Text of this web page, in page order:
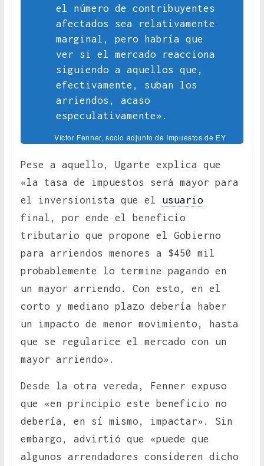
el número de contribuyentes
afectados sea relativamente
marginal, pero habría que
ver si el mercado reacciona
siguiendo a aquellos que,
efectivamente, suban los
arriendos, acaso
especulativamente».
Víctor Fenner, socio adjunto de Impuestos de EY
Pese a aquello, Ugarte explica que
«la tasa de impuestos será mayor para
el inversionista que el usuario
final, por ende el beneficio
tributario que propone el Gobierno
para arriendos menores a $450 mil
probablemente lo termine pagando en
un mayor arriendo. Con esto, en el
corto y mediano plazo debería haber
un impacto de menor movimiento, hasta
que se regularice el mercado con un
mayor arriendo».
Desde la otra vereda, Fenner expuso
que «en principio este beneficio no
debería, en sí mismo, impactar». Sin
embargo, advirtió que «puede que
algunos arrendadores consideren dicho